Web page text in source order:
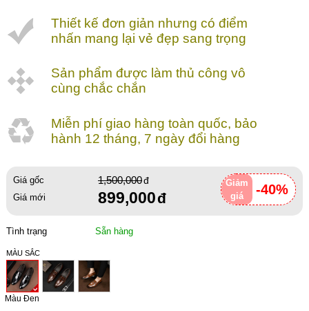
Thiết kế đơn giản nhưng có điểm
nhấn mang lại vẻ đẹp sang trọng
Sản phẩm được làm thủ công vô
cùng chắc chắn
Miễn phí giao hàng toàn quốc, bảo
hành 12 tháng, 7 ngày đổi hàng
Giảm
giá
-40%
Giá gốc 1,500,000
Giá mới 899,000
Tình trạng Sẵn hàng
MÀU SẮC
Màu Đen